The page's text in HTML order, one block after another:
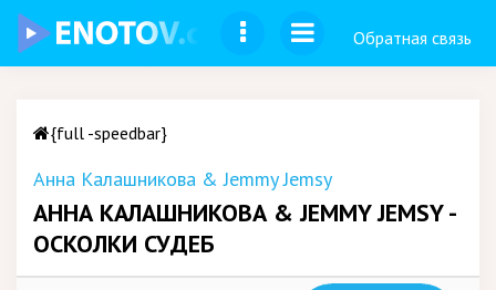
Обратная связь
{full -speedbar}
Анна Калашникова & Jemmy Jemsy
АННА КАЛАШНИКОВА & JEMMY JEMSY -
ОСКОЛКИ СУДЕБ